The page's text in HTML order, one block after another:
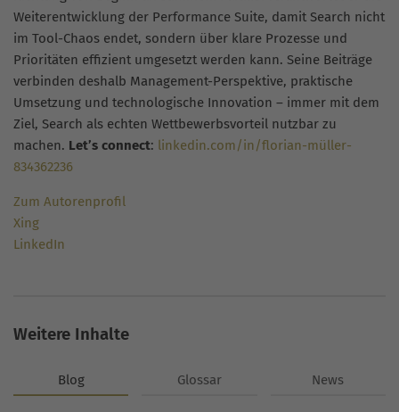
Weiterentwicklung der Performance Suite, damit Search nicht
im Tool-Chaos endet, sondern über klare Prozesse und
Prioritäten effizient umgesetzt werden kann. Seine Beiträge
verbinden deshalb Management-Perspektive, praktische
Umsetzung und technologische Innovation – immer mit dem
Ziel, Search als echten Wettbewerbsvorteil nutzbar zu
machen. Let’s connect: linkedin.com/in/florian-müller-
834362236
Zum Autorenprofil
Xing
LinkedIn
Weitere Inhalte
Blog Glossar News